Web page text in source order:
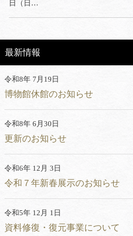
日（日…
最新情報
令和8年 7月19日
博物館休館のお知らせ
令和8年 6月30日
更新のお知らせ
令和6年 12月 3日
令和７年新春展示のお知らせ
令和5年 12月 1日
資料修復・復元事業について